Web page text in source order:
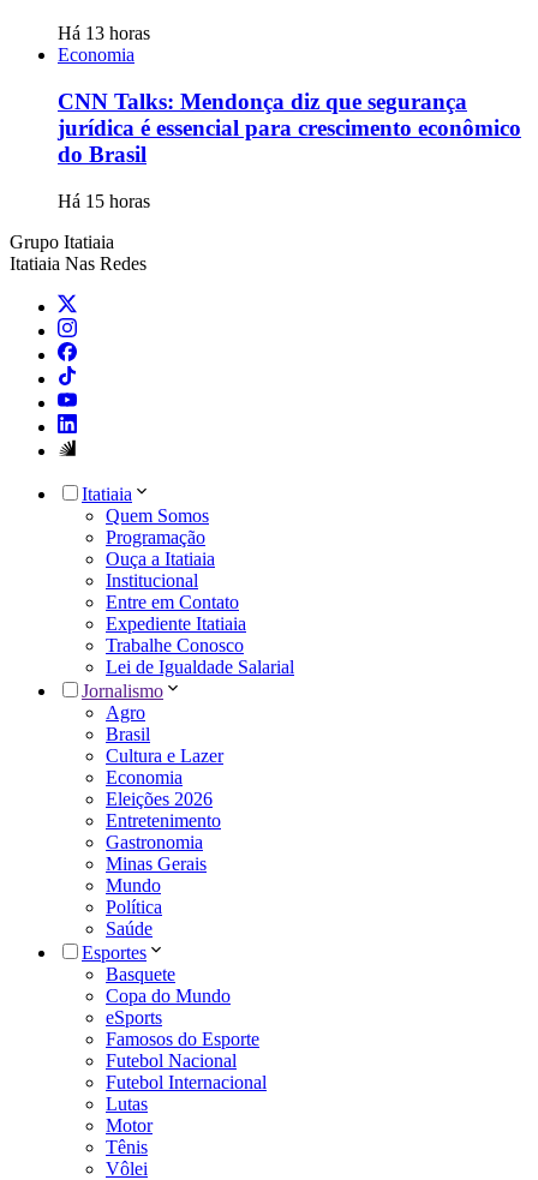
Há 13 horas
Economia
CNN Talks: Mendonça diz que segurança
jurídica é essencial para crescimento econômico
do Brasil
Há 15 horas
Grupo Itatiaia
Itatiaia Nas Redes
Itatiaia
Quem Somos
Programação
Ouça a Itatiaia
Institucional
Entre em Contato
Expediente Itatiaia
Trabalhe Conosco
Lei de Igualdade Salarial
Jornalismo
Agro
Brasil
Cultura e Lazer
Economia
Eleições 2026
Entretenimento
Gastronomia
Minas Gerais
Mundo
Política
Saúde
Esportes
Basquete
Copa do Mundo
eSports
Famosos do Esporte
Futebol Nacional
Futebol Internacional
Lutas
Motor
Tênis
Vôlei